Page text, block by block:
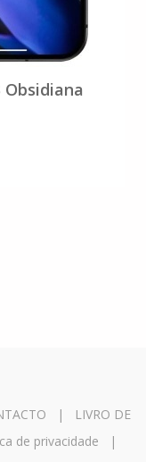
Obsidiana
|
LIVRO DE
de privacidade |